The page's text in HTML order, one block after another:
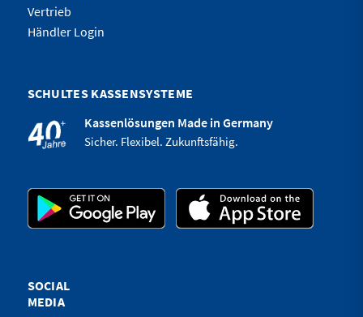
Vertrieb
Händler Login
SCHULTES KASSENSYSTEME
Kassenlösungen Made in Germany
Sicher. Flexibel. Zukunftsfähig.
SOCIAL
MEDIA